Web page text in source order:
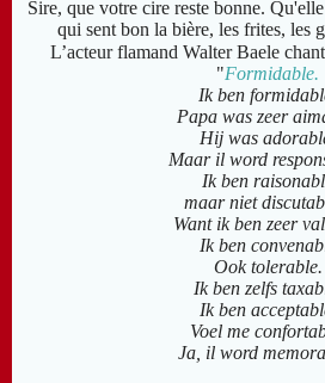
Sire, que votre cire reste bonne. Q
qui sent bon la bière, les frites, les
L’acteur flamand Walter Baele
"Formidable.
Ik ben
Papa was zeer
Hij was
Maar il word
Ik ben
maar niet
Want ik ben zeer
Ik ben
Ook tolerable.
Ik ben zelfs
Ik ben
Voel me
Ja, il word